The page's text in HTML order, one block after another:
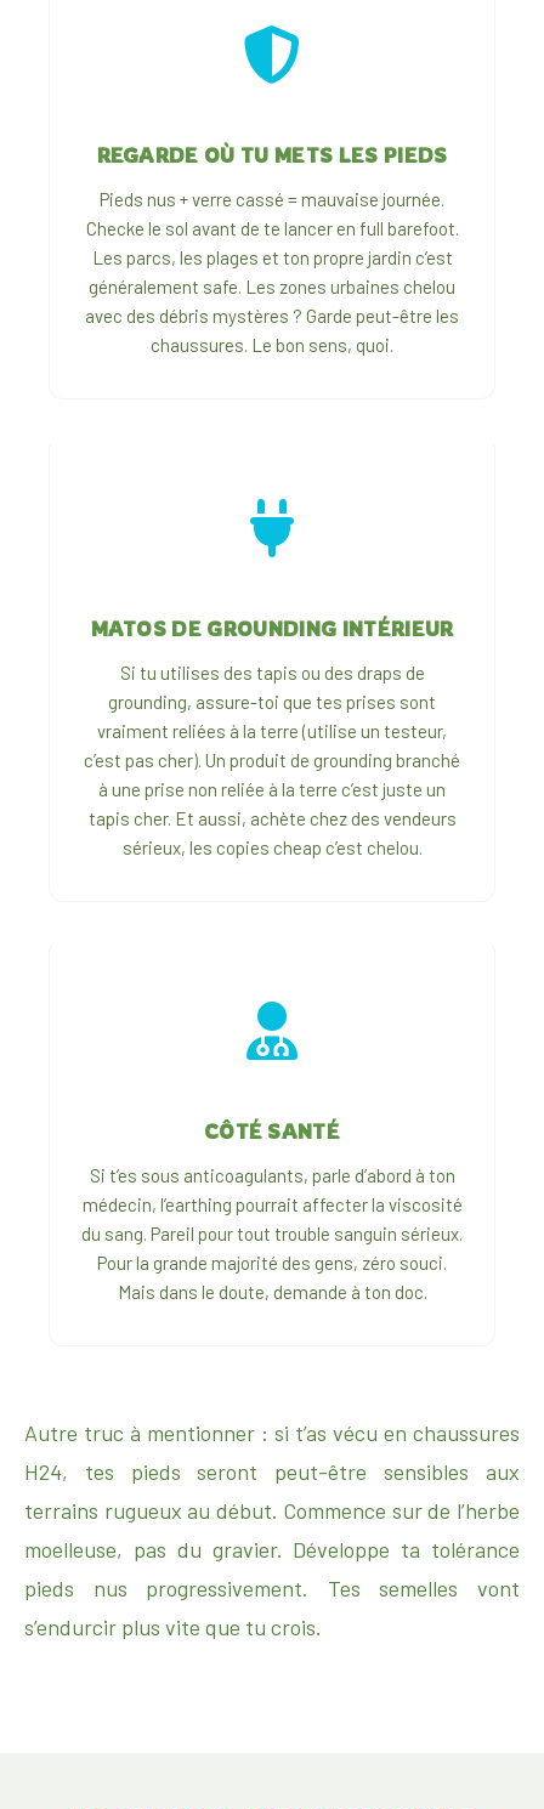
REGARDE OÙ TU METS LES PIEDS
Pieds nus + verre cassé = mauvaise journée.
Checke le sol avant de te lancer en full barefoot.
Les parcs, les plages et ton propre jardin c’est
généralement safe. Les zones urbaines chelou
avec des débris mystères ? Garde peut-être les
chaussures. Le bon sens, quoi.
MATOS DE GROUNDING INTÉRIEUR
Si tu utilises des tapis ou des draps de
grounding, assure-toi que tes prises sont
vraiment reliées à la terre (utilise un testeur,
c’est pas cher). Un produit de grounding branché
à une prise non reliée à la terre c’est juste un
tapis cher. Et aussi, achète chez des vendeurs
sérieux, les copies cheap c’est chelou.
CÔTÉ SANTÉ
Si t’es sous anticoagulants, parle d’abord à ton
médecin, l’earthing pourrait affecter la viscosité
du sang. Pareil pour tout trouble sanguin sérieux.
Pour la grande majorité des gens, zéro souci.
Mais dans le doute, demande à ton doc.
Autre truc à mentionner : si t’as vécu en chaussures
H24, tes pieds seront peut-être sensibles aux
terrains rugueux au début. Commence sur de l’herbe
moelleuse, pas du gravier. Développe ta tolérance
pieds nus progressivement. Tes semelles vont
s’endurcir plus vite que tu crois.